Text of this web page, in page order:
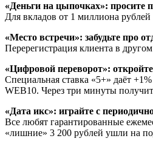
«Деньги на цыпочках»: просите
Для вкладов от 1 миллиона
«Место встречи»: забудьте про
Перерегистрация клиента в
«Цифровой переворот»:
Специальная ставка «5+» даёт
WEB10. Через три минуты
«Дата икс»: играйте с
Все любят гарантированные
«лишние» 3 200 рублей ушли на